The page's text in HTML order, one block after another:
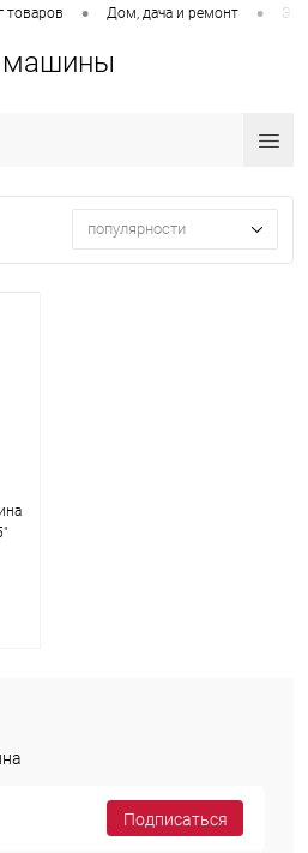
товаров • Дом, дача и ремонт •
популярности
Подписаться